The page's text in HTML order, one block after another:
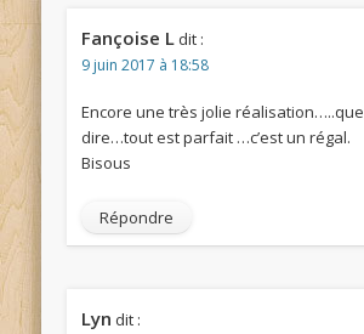
Fançoise L dit :
9 juin 2017 à 18:58
Encore une très jolie réalisation…..que
dire…tout est parfait …c’est un régal.
Bisous
Répondre
Lyn dit :